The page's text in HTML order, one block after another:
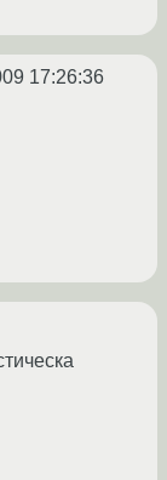
17:26:36